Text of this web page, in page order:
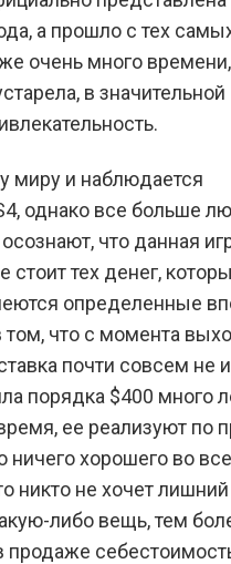
а прошло с тех
очень много
в
миру и наблюдается
однако все больше
что данная
стоит тех денег,
определенные
что с момента
почти совсем не
порядка $400 много
ее реализуют по
ничего хорошего во
никто не хочет
либо вещь, тем
продаже